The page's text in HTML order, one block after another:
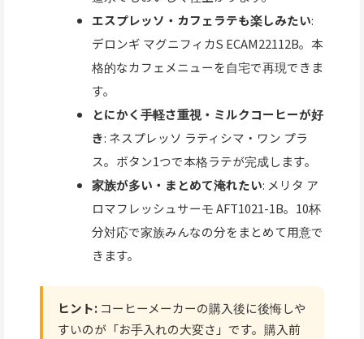
エスプレッソ・カフェラテも楽しみたい:
デロンギ マグニフィカS ECAM22112B。本
格的なカフェメニューを自宅で再現できま
す。
とにかく手軽さ重視・ミルクコーヒーが好
き: ネスプレッソ ラティシマ・ワン プラ
ス。ボタン1つで本格ラテが完成します。
家族が多い・まとめて淹れたい: メリタ ア
ロマフレッシュサーモ AFT1021-1B。10杯
分対応で家族みんなの分をまとめて用意で
きます。
ヒント: コーヒーメーカーの購入後に後悔しや
すいのが「お手入れの大変さ」です。購入前